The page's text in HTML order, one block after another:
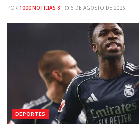
POR 1000 NOTICIAS 8 6 DE AGOSTO DE 2026
DEPORTES